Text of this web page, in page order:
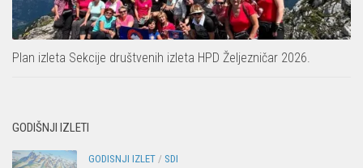
Plan izleta Sekcije društvenih izleta HPD Željezničar 2026.
GODIŠNJI IZLETI
GODISNJI IZLET / SDI